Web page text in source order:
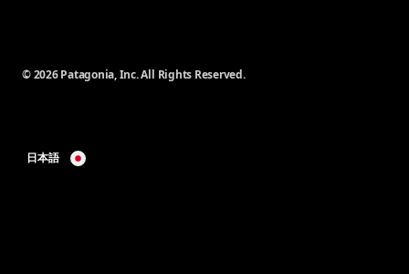
© 2026 Patagonia, Inc. All Rights Reserved.
日本語